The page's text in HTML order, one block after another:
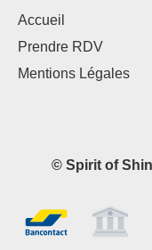
Accueil
Prendre RDV
Mentions Légales
© Spirit of